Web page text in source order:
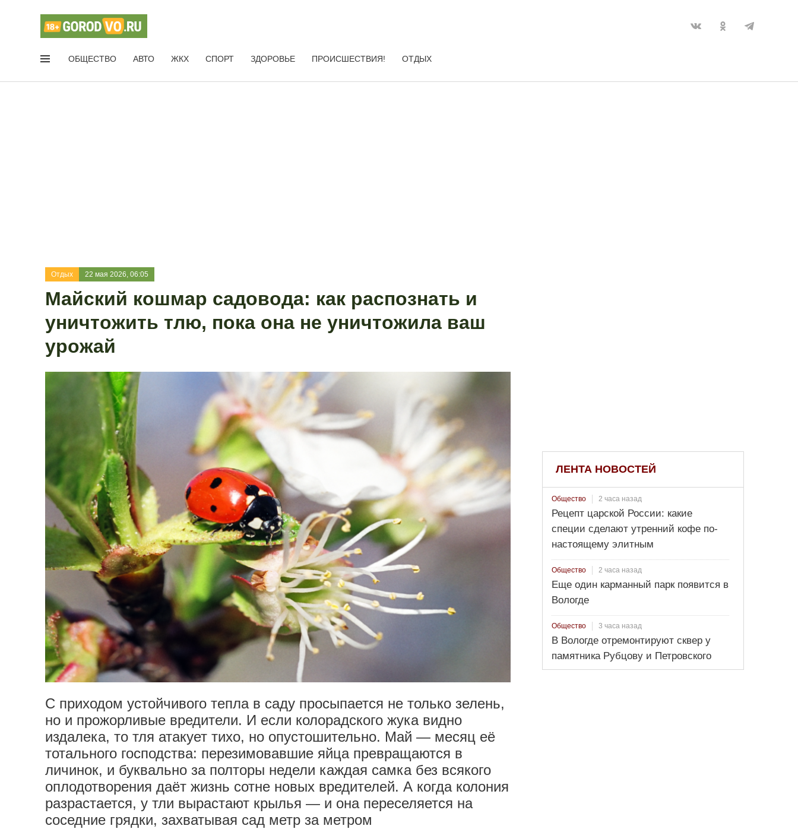
ОБЩЕСТВО АВТО ЖКХ СПОРТ ЗДОРОВЬЕ ПРОИСШЕСТВИЯ! ОТДЫХ
Отдых 22 мая 2026, 06:05
Майский кошмар садовода: как распознать и
уничтожить тлю, пока она не уничтожила ваш
урожай
С приходом устойчивого тепла в саду просыпается не только зелень,
но и прожорливые вредители. И если колорадского жука видно
издалека, то тля атакует тихо, но опустошительно. Май — месяц её
тотального господства: перезимовавшие яйца превращаются в
личинок, и буквально за полторы недели каждая самка без всякого
оплодотворения даёт жизнь сотне новых вредителей. А когда колония
разрастается, у тли вырастают крылья — и она переселяется на
соседние грядки, захватывая сад метр за метром
ЛЕНТА НОВОСТЕЙ
Общество 2 часа назад
Рецепт царской России: какие
специи сделают утренний кофе по-
настоящему элитным
Общество 2 часа назад
Еще один карманный парк появится в
Вологде
Общество 3 часа назад
В Вологде отремонтируют сквер у
памятника Рубцову и Петровского
домика